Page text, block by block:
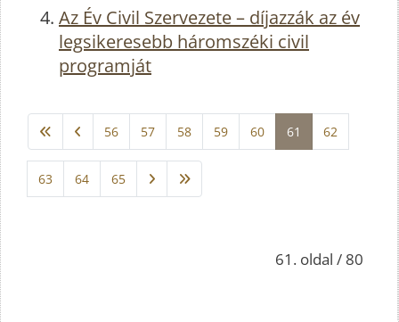
Az Év Civil Szervezete – díjazzák az év
legsikeresebb háromszéki civil
programját
61. oldal / 80
56 57 58 59 60 61 62
63 64 65